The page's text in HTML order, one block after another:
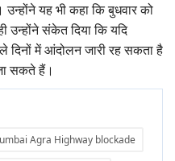
यह भी कहा कि बुधवार को
उन्होंने संकेत दिया कि यदि
दिनों में आंदोलन जारी रह सकता है
सकते हैं।
Agra Highway blockade